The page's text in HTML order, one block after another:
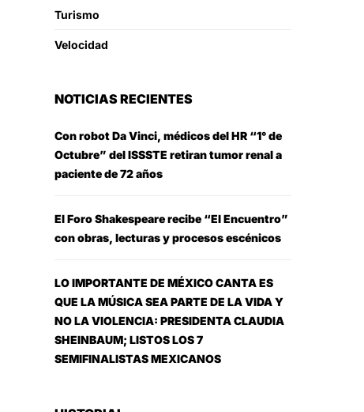
Turismo
Velocidad
NOTICIAS RECIENTES
Con robot Da Vinci, médicos del HR “1° de
Octubre” del ISSSTE retiran tumor renal a
paciente de 72 años
El Foro Shakespeare recibe “El Encuentro”
con obras, lecturas y procesos escénicos
LO IMPORTANTE DE MÉXICO CANTA ES
QUE LA MÚSICA SEA PARTE DE LA VIDA Y
NO LA VIOLENCIA: PRESIDENTA CLAUDIA
SHEINBAUM; LISTOS LOS 7
SEMIFINALISTAS MEXICANOS